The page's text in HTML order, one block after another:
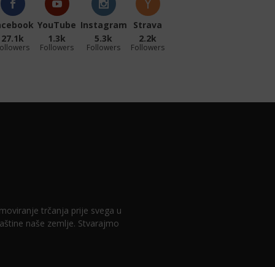
27.1k
YouTube
1.3k
Followers
Instagram
5.3k
Followers
Strava
2.2k
Followers
trčanja prije svega u
naše zemlje. Stvarajmo